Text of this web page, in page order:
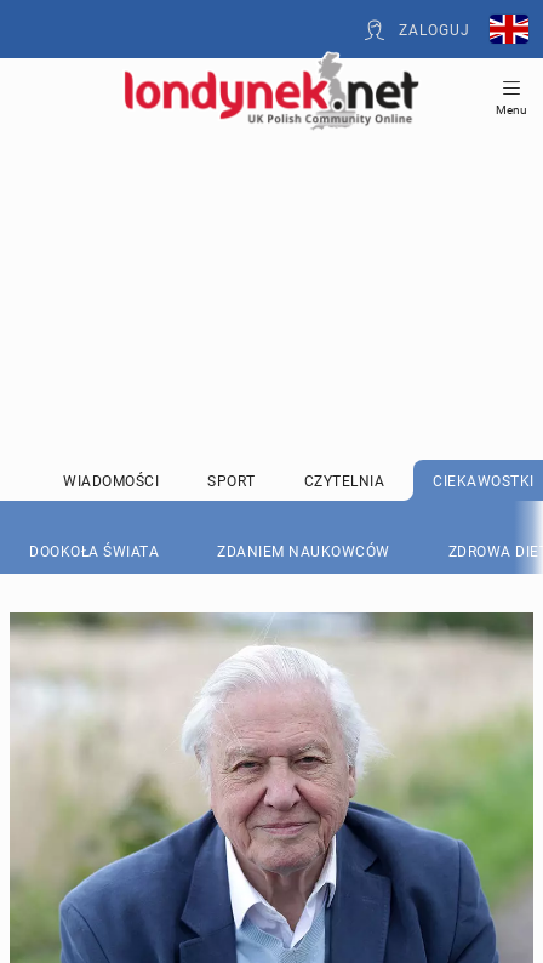
ZALOGUJ
Menu
WIADOMOŚCI SPORT CZYTELNIA CIEKAWOSTKI
DOOKOŁA ŚWIATA ZDANIEM NAUKOWCÓW ZDROWA